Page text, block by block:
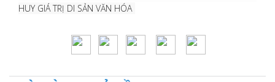
HUY GIÁ TRỊ DI SẢN VĂN HÓA